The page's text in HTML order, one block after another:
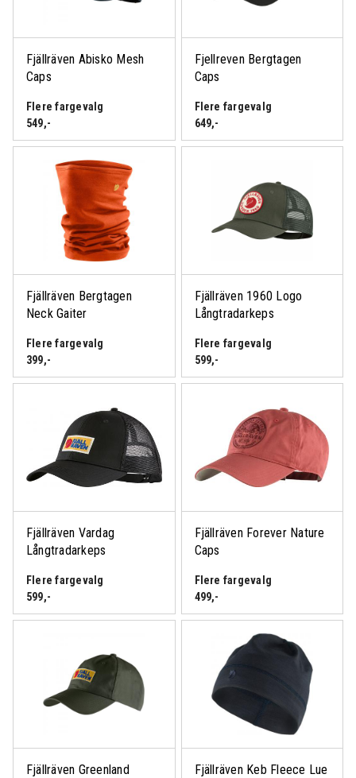
Fjällräven Abisko Mesh
Caps
Flere fargevalg
549,-
Fjellreven Bergtagen
Caps
Flere fargevalg
649,-
Fjällräven Bergtagen
Neck Gaiter
Flere fargevalg
399,-
Fjällräven 1960 Logo
Långtradarkeps
Flere fargevalg
599,-
Fjällräven Vardag
Långtradarkeps
Flere fargevalg
599,-
Fjällräven Forever Nature
Caps
Flere fargevalg
499,-
Fjällräven Greenland
Fjällräven Keb Fleece Lue